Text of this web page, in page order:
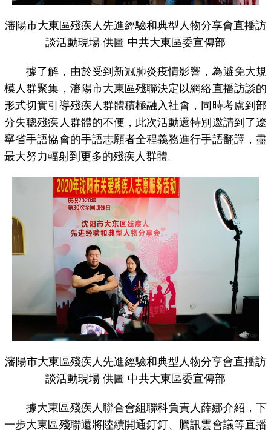
瀋陽市大東區殘疾人先進經驗和典型人物分享會直播訪
談活動現場 供圖 中共大東區委宣傳部
據了解，由於受到新冠肺炎疫情影響，為避免大規
模人群聚集，瀋陽市大東區殘聯決定以網絡直播訪談的
形式切實引導殘疾人群體積極融入社會，同時考慮到部
分失聰殘疾人群體的不便，此次活動還特別邀請到了遼
寧省手語協會的手語志願者全程義務進行手語翻譯，盡
最大努力輻射到更多的殘疾人群體。
瀋陽市大東區殘疾人先進經驗和典型人物分享會直播訪
談活動現場 供圖 中共大東區委宣傳部
據大東區殘疾人聯合會組聯科負責人薛娜介紹，下
一步大東區殘聯還將陸續開通釘釘、騰訊雲會議等直播